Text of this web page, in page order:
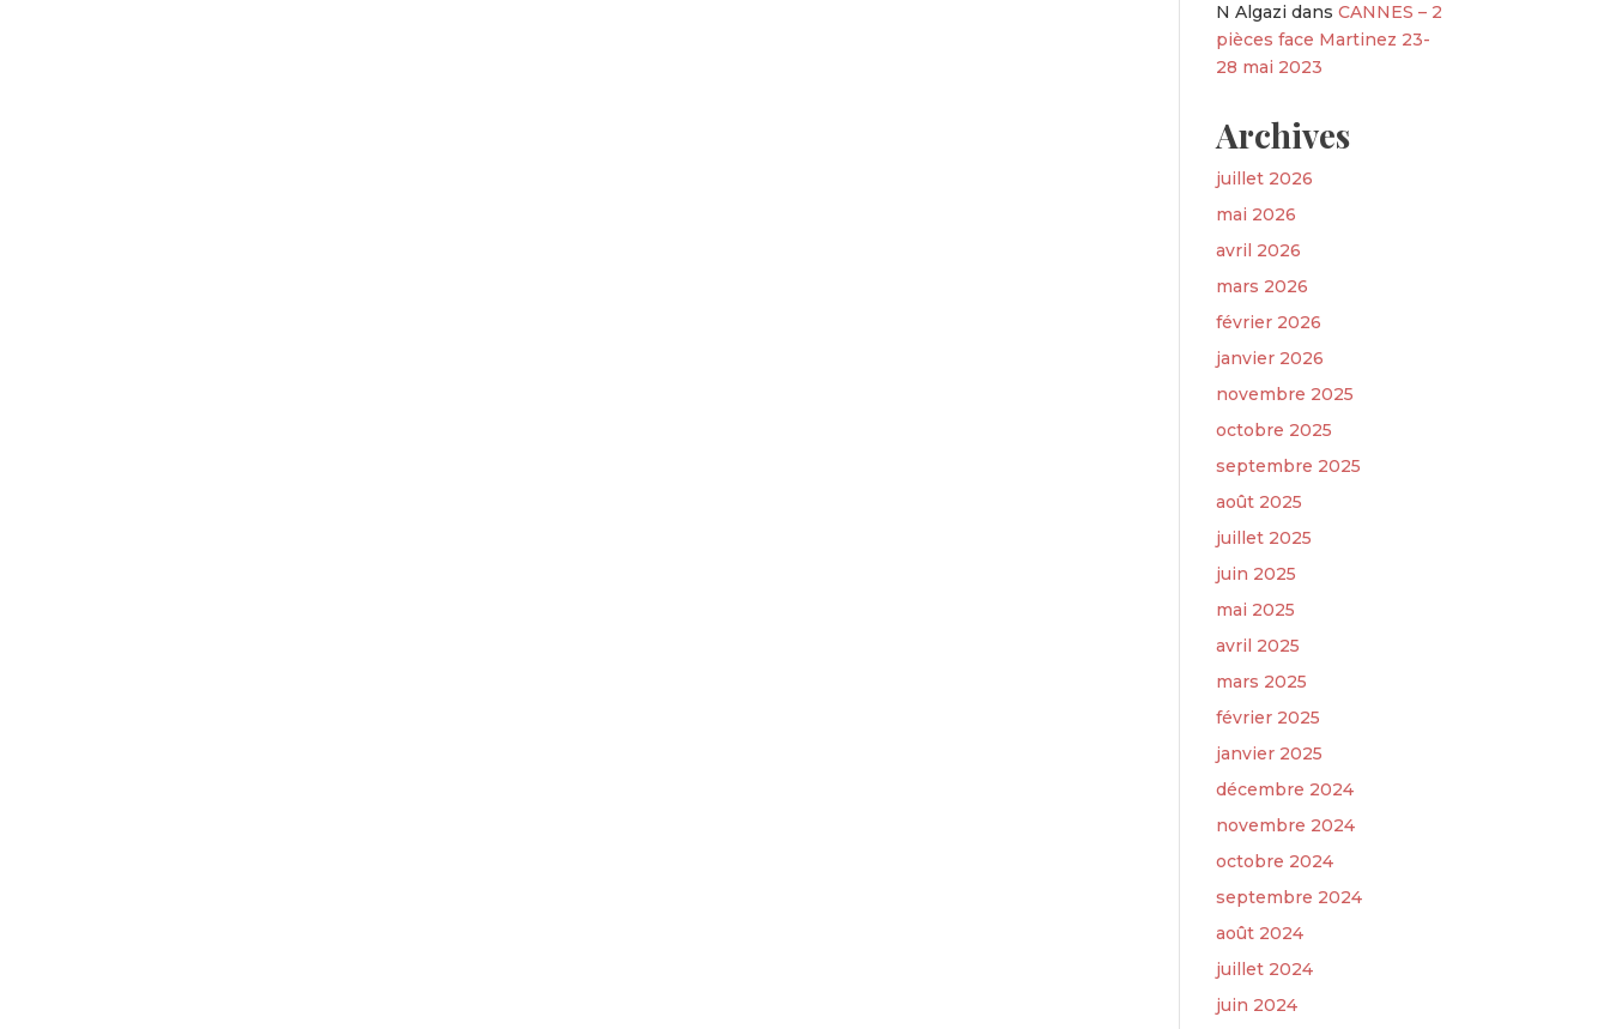
N Algazi dansCANNES – 2
pièces face Martinez 23-
28 mai 2023
Archives
juillet 2026
mai 2026
avril 2026
mars 2026
février 2026
janvier 2026
novembre 2025
octobre 2025
septembre 2025
août 2025
juillet 2025
juin 2025
mai 2025
avril 2025
mars 2025
février 2025
janvier 2025
décembre 2024
novembre 2024
octobre 2024
septembre 2024
août 2024
juillet 2024
juin 2024